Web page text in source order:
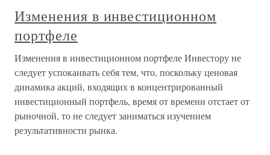
Изменения в инвестиционном
портфеле
Изменения в инвестиционном портфеле Инвестору не
следует успокаивать себя тем, что, поскольку ценовая
динамика акций, входящих в концентрированный
инвестиционный портфель, время от времени отстает от
рыночной, то не следует заниматься изучением
результативности рынка.